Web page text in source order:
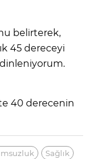
belirterek,
45 dereceyi
40 derecenin
Sağlık